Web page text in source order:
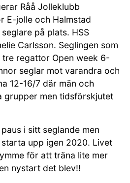
Råå Jolleklubb
E-jolle och Halmstad
på plats. HSS
Carlsson. Seglingen som
regattor Open week 6-
seglar mot varandra och
12-16/7 där män och
grupper men tidsförskjutet
i sitt seglande men
upp igen 2020. Livet
för att träna lite mer
nystart det blev!!